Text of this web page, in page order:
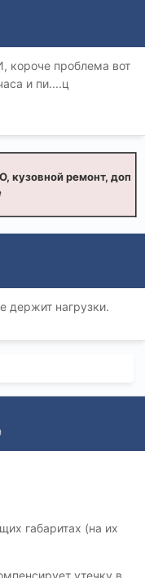
проблема вот
и пи....ц
кузовной ремонт, доп
держит нагрузки.
габаритах (на их